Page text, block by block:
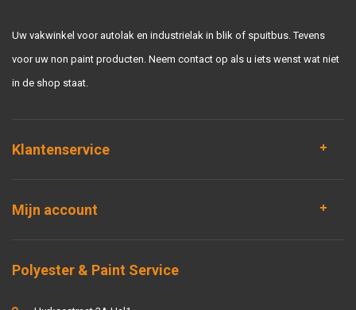
Uw vakwinkel voor autolak en industrielak in blik of spuitbus. Tevens
voor uw non paint producten. Neem contact op als u iets wenst wat niet
in de shop staat.
Klantenservice
Mijn account
Polyester & Paint Service